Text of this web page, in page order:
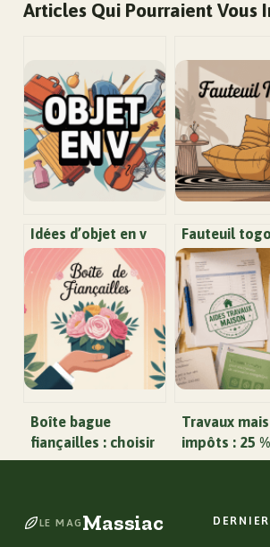
Articles Qui Pourraient Vous
Idées d’objet en v
originales pour
jouer au petit bac
et au scrabble
Fauteuil
guide
bien choisir
éviter les
Boîte bague
fiançailles : choisir
l’écrin parfait pour
Travaux
impôts : 25
crédit
LE MAG Massiac